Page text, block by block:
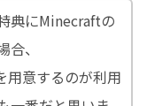
典にMinecraftの
、
用意するのが利用